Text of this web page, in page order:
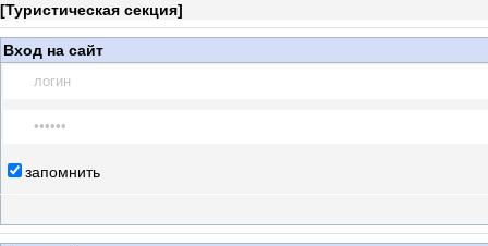
[Туристическая секция]
Вход на сайт
запомнить